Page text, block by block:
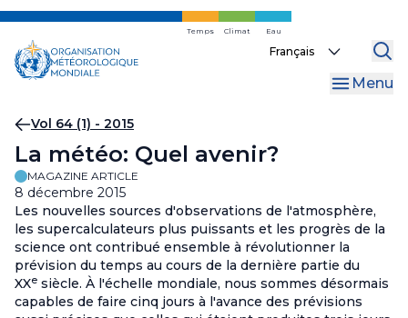
Skip
main
content
Temps Climat Eau
Select
Menu
Fil
d'Ariane
Vol 64 (1) - 2015
La météo: Quel avenir?
MAGAZINE ARTICLE
8 décembre 2015
Les nouvelles sources d'observations de l'atmosphère,
les supercalculateurs plus puissants et les progrès de la
science ont contribué ensemble à révolutionner la
prévision du temps au cours de la dernière partie du
XXe siècle. À l'échelle mondiale, nous sommes désormais
capables de faire cinq jours à l'avance des prévisions